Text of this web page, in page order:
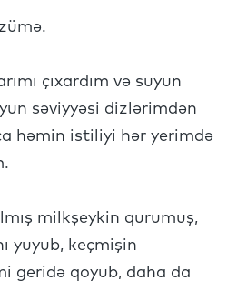
çıxardım və suyun
səviyyəsi dizlərimdən
həmin istiliyi hər yerimdə
milkşeykin qurumuş,
yuyub, keçmişin
geridə qoyub, daha da